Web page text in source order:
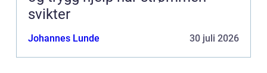
svikter
Johannes Lunde 30 juli 2026